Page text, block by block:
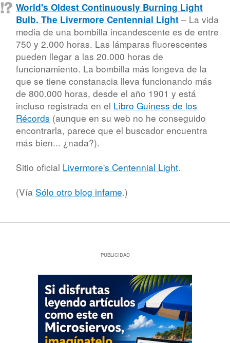
World's Oldest Continuously Burning Light
Bulb. The Livermore Centennial Light – La vida
media de una bombilla incandescente es de entre
750 y 2.000 horas. Las lámparas fluorescentes
pueden llegar a las 20.000 horas de
funcionamiento. La bombilla más longeva de la
que se tiene constanacia lleva funcionando más
de 800.000 horas, desde el año 1901 y está
incluso registrada en el Libro Guiness de los
Récords (aunque en su web no he conseguido
encontrarla, parece que el buscador encuentra
más bien... ¿nada?).
Sitio oficial Livermore's Centennial Light.
(Vía Sólo otro blog infame.)
PUBLICIDAD